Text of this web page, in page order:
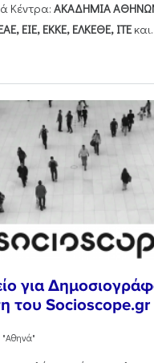
Κέντρα: ΑΚΑΔΗΜΙΑ
ΕΙΕ, ΕΚΚΕ, ΕΛΚΕΘΕ, ΙΤΕ
για
του Socioscope.gr
"Αθηνά"